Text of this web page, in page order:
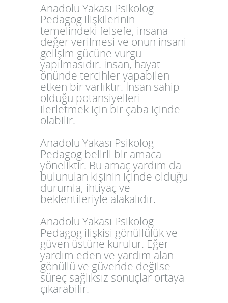
Anadolu Yakası Psikolog
Pedagog ilişkilerinin
temelindeki felsefe, insana
değer verilmesi ve onun insani
gelişim gücüne vurgu
yapılmasıdır. İnsan, hayat
önünde tercihler yapabilen
etken bir varlıktır. İnsan sahip
olduğu potansiyelleri
ilerletmek için bir çaba içinde
olabilir.
Anadolu Yakası Psikolog
Pedagog belirli bir amaca
yöneliktir. Bu amaç yardım da
bulunulan kişinin içinde olduğu
durumla, ihtiyaç ve
beklentileriyle alakalıdır.
Anadolu Yakası Psikolog
Pedagog ilişkisi gönüllülük ve
güven üstüne kurulur. Eğer
yardım eden ve yardım alan
gönüllü ve güvende değilse
süreç sağlıksız sonuçlar ortaya
çıkarabilir.